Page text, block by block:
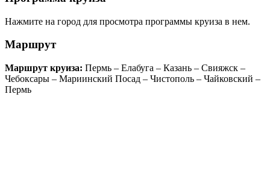
Нажмите на город для просмотра программы круиза в нем.
Маршрут
Маршрут круиза: Пермь – Елабуга – Казань – Свияжск –
Чебоксары – Мариинский Посад – Чистополь – Чайковский –
Пермь